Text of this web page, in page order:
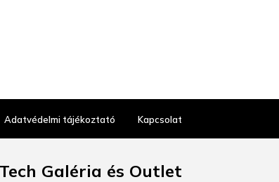
Adatvédelmi tájékoztató Kapcsolat
Galéria és Outlet